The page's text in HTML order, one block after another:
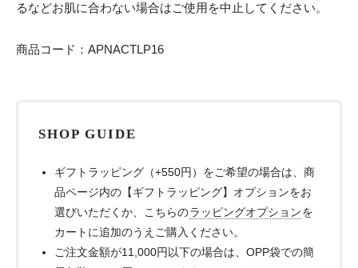
るなどお肌に合わない場合はご使用を中止してください。
商品コード：APNACTLP16
SHOP GUIDE
ギフトラッピング（+550円）をご希望の場合は、商
品ページ内の【ギフトラッピング】オプションをお
選びいただくか、こちらのラッピングオプションを
カートに追加のうえご購入ください。
ご注文金額が11,000円以下の場合は、OPP袋での簡